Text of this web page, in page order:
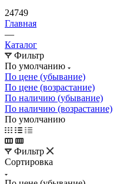
24749
Главная
—
Каталог
Фильтр
По умолчанию
По цене (убывание)
По цене (возрастание)
По наличию (убывание)
По наличию (возрастание)
По умолчанию
Фильтр
Сортировка